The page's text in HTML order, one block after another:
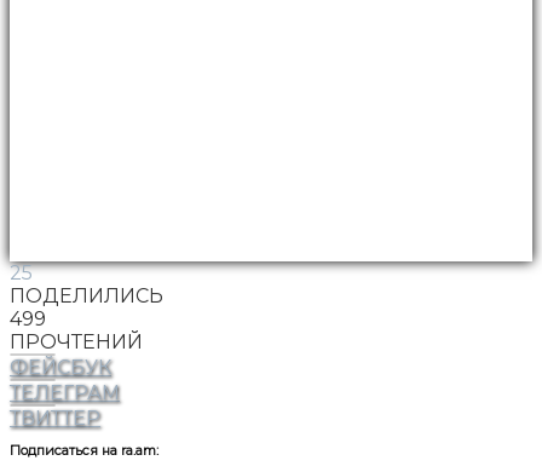
25
ПОДЕЛИЛИСЬ
499
ПРОЧТЕНИЙ
ФЕЙСБУК
ТЕЛЕГРАМ
ТВИТТЕР
Подписаться на ra.am: